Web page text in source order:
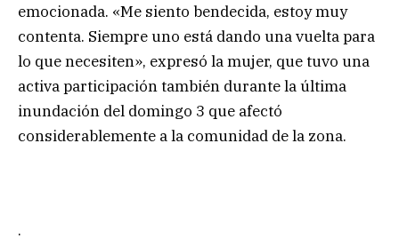
emocionada. «Me siento bendecida, estoy muy
contenta. Siempre uno está dando una vuelta para
lo que necesiten», expresó la mujer, que tuvo una
activa participación también durante la última
inundación del domingo 3 que afectó
considerablemente a la comunidad de la zona.
.